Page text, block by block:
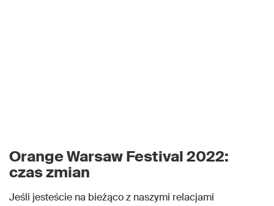
Orange Warsaw Festival 2022:
czas zmian
Jeśli jesteście na bieżąco z naszymi relacjami